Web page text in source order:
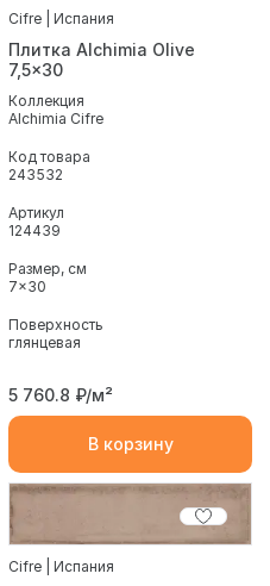
Cifre | Испания
Плитка Alchimia Olive
7,5x30
Коллекция
Alchimia Cifre
Код товара
243532
Артикул
124439
Размер, см
7x30
Поверхность
глянцевая
5 760.8 ₽/м²
В корзину
Cifre | Испания